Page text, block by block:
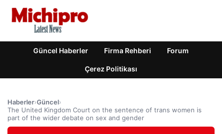
Güncel Haberler Firma Rehberi Forum
Çerez Politikası
Haberler›Güncel›
The United Kingdom Court on the sentence of trans women is
part of the wider debate on sex and gender